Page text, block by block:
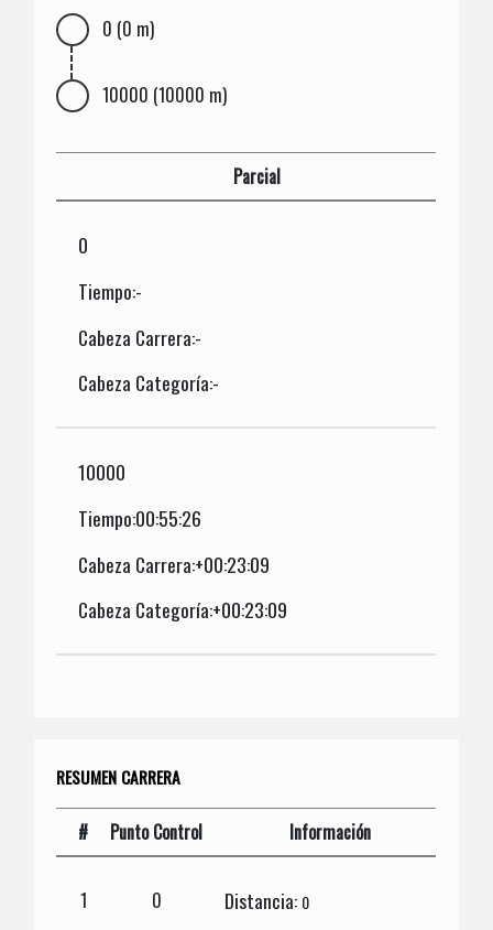
0 (0 m)
10000 (10000 m)
Parcial
0
Tiempo:-
Cabeza Carrera:-
Cabeza Categoría:-
10000
Tiempo:00:55:26
Cabeza Carrera:+00:23:09
Cabeza Categoría:+00:23:09
RESUMEN CARRERA
# Punto Control Información
1 0 Distancia: 0